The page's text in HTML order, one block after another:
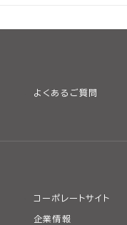
よくあるご質問
コーポレートサイト
企業情報